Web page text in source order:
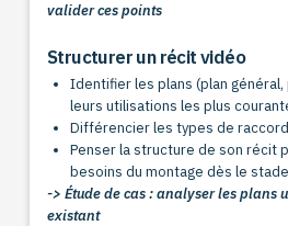
valider ces points
Structurer un récit vidéo
Identifier les plans (plan
leurs utilisations les plus
Différencier les types de raccord
Penser la structure de son récit
besoins du montage dès le
-> Étude de cas : analyser les plans
existant